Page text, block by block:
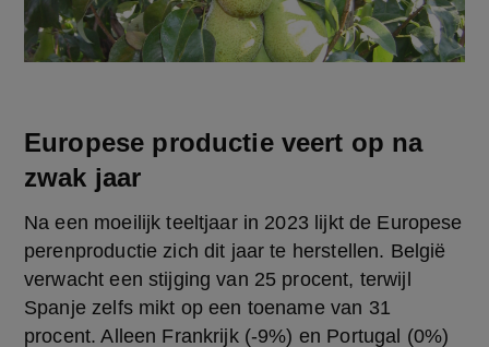
Europese productie veert op na
zwak jaar
Na een moeilijk teeltjaar in 2023 lijkt de Europese
perenproductie zich dit jaar te herstellen. België
verwacht een stijging van 25 procent, terwijl
Spanje zelfs mikt op een toename van 31
procent. Alleen Frankrijk (-9%) en Portugal (0%)